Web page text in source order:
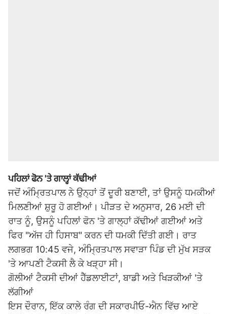
ਪਹਿਲਾਂ ਫੋਨ 'ਤੇ ਗਾਲ੍ਹਾਂ ਕੱਢੀਆਂ
ਜਦੋਂ ਅੰਮ੍ਰਿਤਪਾਲ ਨੇ ਉਨ੍ਹਾਂ ਤੋਂ ਦੂਰੀ ਬਣਾਈ, ਤਾਂ ਉਸਨੂੰ ਧਮਕੀਆਂ
ਮਿਲਣੀਆਂ ਸ਼ੁਰੂ ਹੋ ਗਈਆਂ। ਪੀੜਤ ਦੇ ਅਨੁਸਾਰ, 26 ਮਈ ਦੀ
ਰਾਤ ਨੂੰ, ਉਸਨੂੰ ਪਹਿਲਾਂ ਫੋਨ 'ਤੇ ਗਾਲ੍ਹਾਂ ਕੱਢੀਆਂ ਗਈਆਂ ਅਤੇ
ਫਿਰ "ਅੱਜ ਹੀ ਹਿਸਾਬ" ਕਰਨ ਦੀ ਧਮਕੀ ਦਿੱਤੀ ਗਈ। ਰਾਤ
ਲਗਭਗ 10:45 ਵਜੇ, ਅੰਮ੍ਰਿਤਪਾਲ ਸਵਾੜਾ ਪਿੰਡ ਦੀ ਮੁੱਖ ਸੜਕ
'ਤੇ ਆਪਣੀ ਟੈਕਸੀ ਲੈ ਕੇ ਖੜ੍ਹਾ ਸੀ।
ਗੋਲੀਆਂ ਟੈਕਸੀ ਦੀਆਂ ਹੈੱਡਲਾਈਟਾਂ, ਬਾਡੀ ਅਤੇ ਖਿੜਕੀਆਂ 'ਤੇ
ਲੱਗੀਆਂ
ਇਸ ਦੌਰਾਨ, ਇੱਕ ਕਾਲੇ ਰੰਗ ਦੀ ਸਕਾਰਪੀਓ-ਐਨ ਵਿੱਚ ਆਏ